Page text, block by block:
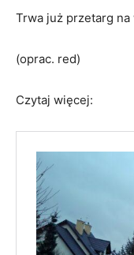
Trwa już przetarg
(oprac. red)
Czytaj więcej: